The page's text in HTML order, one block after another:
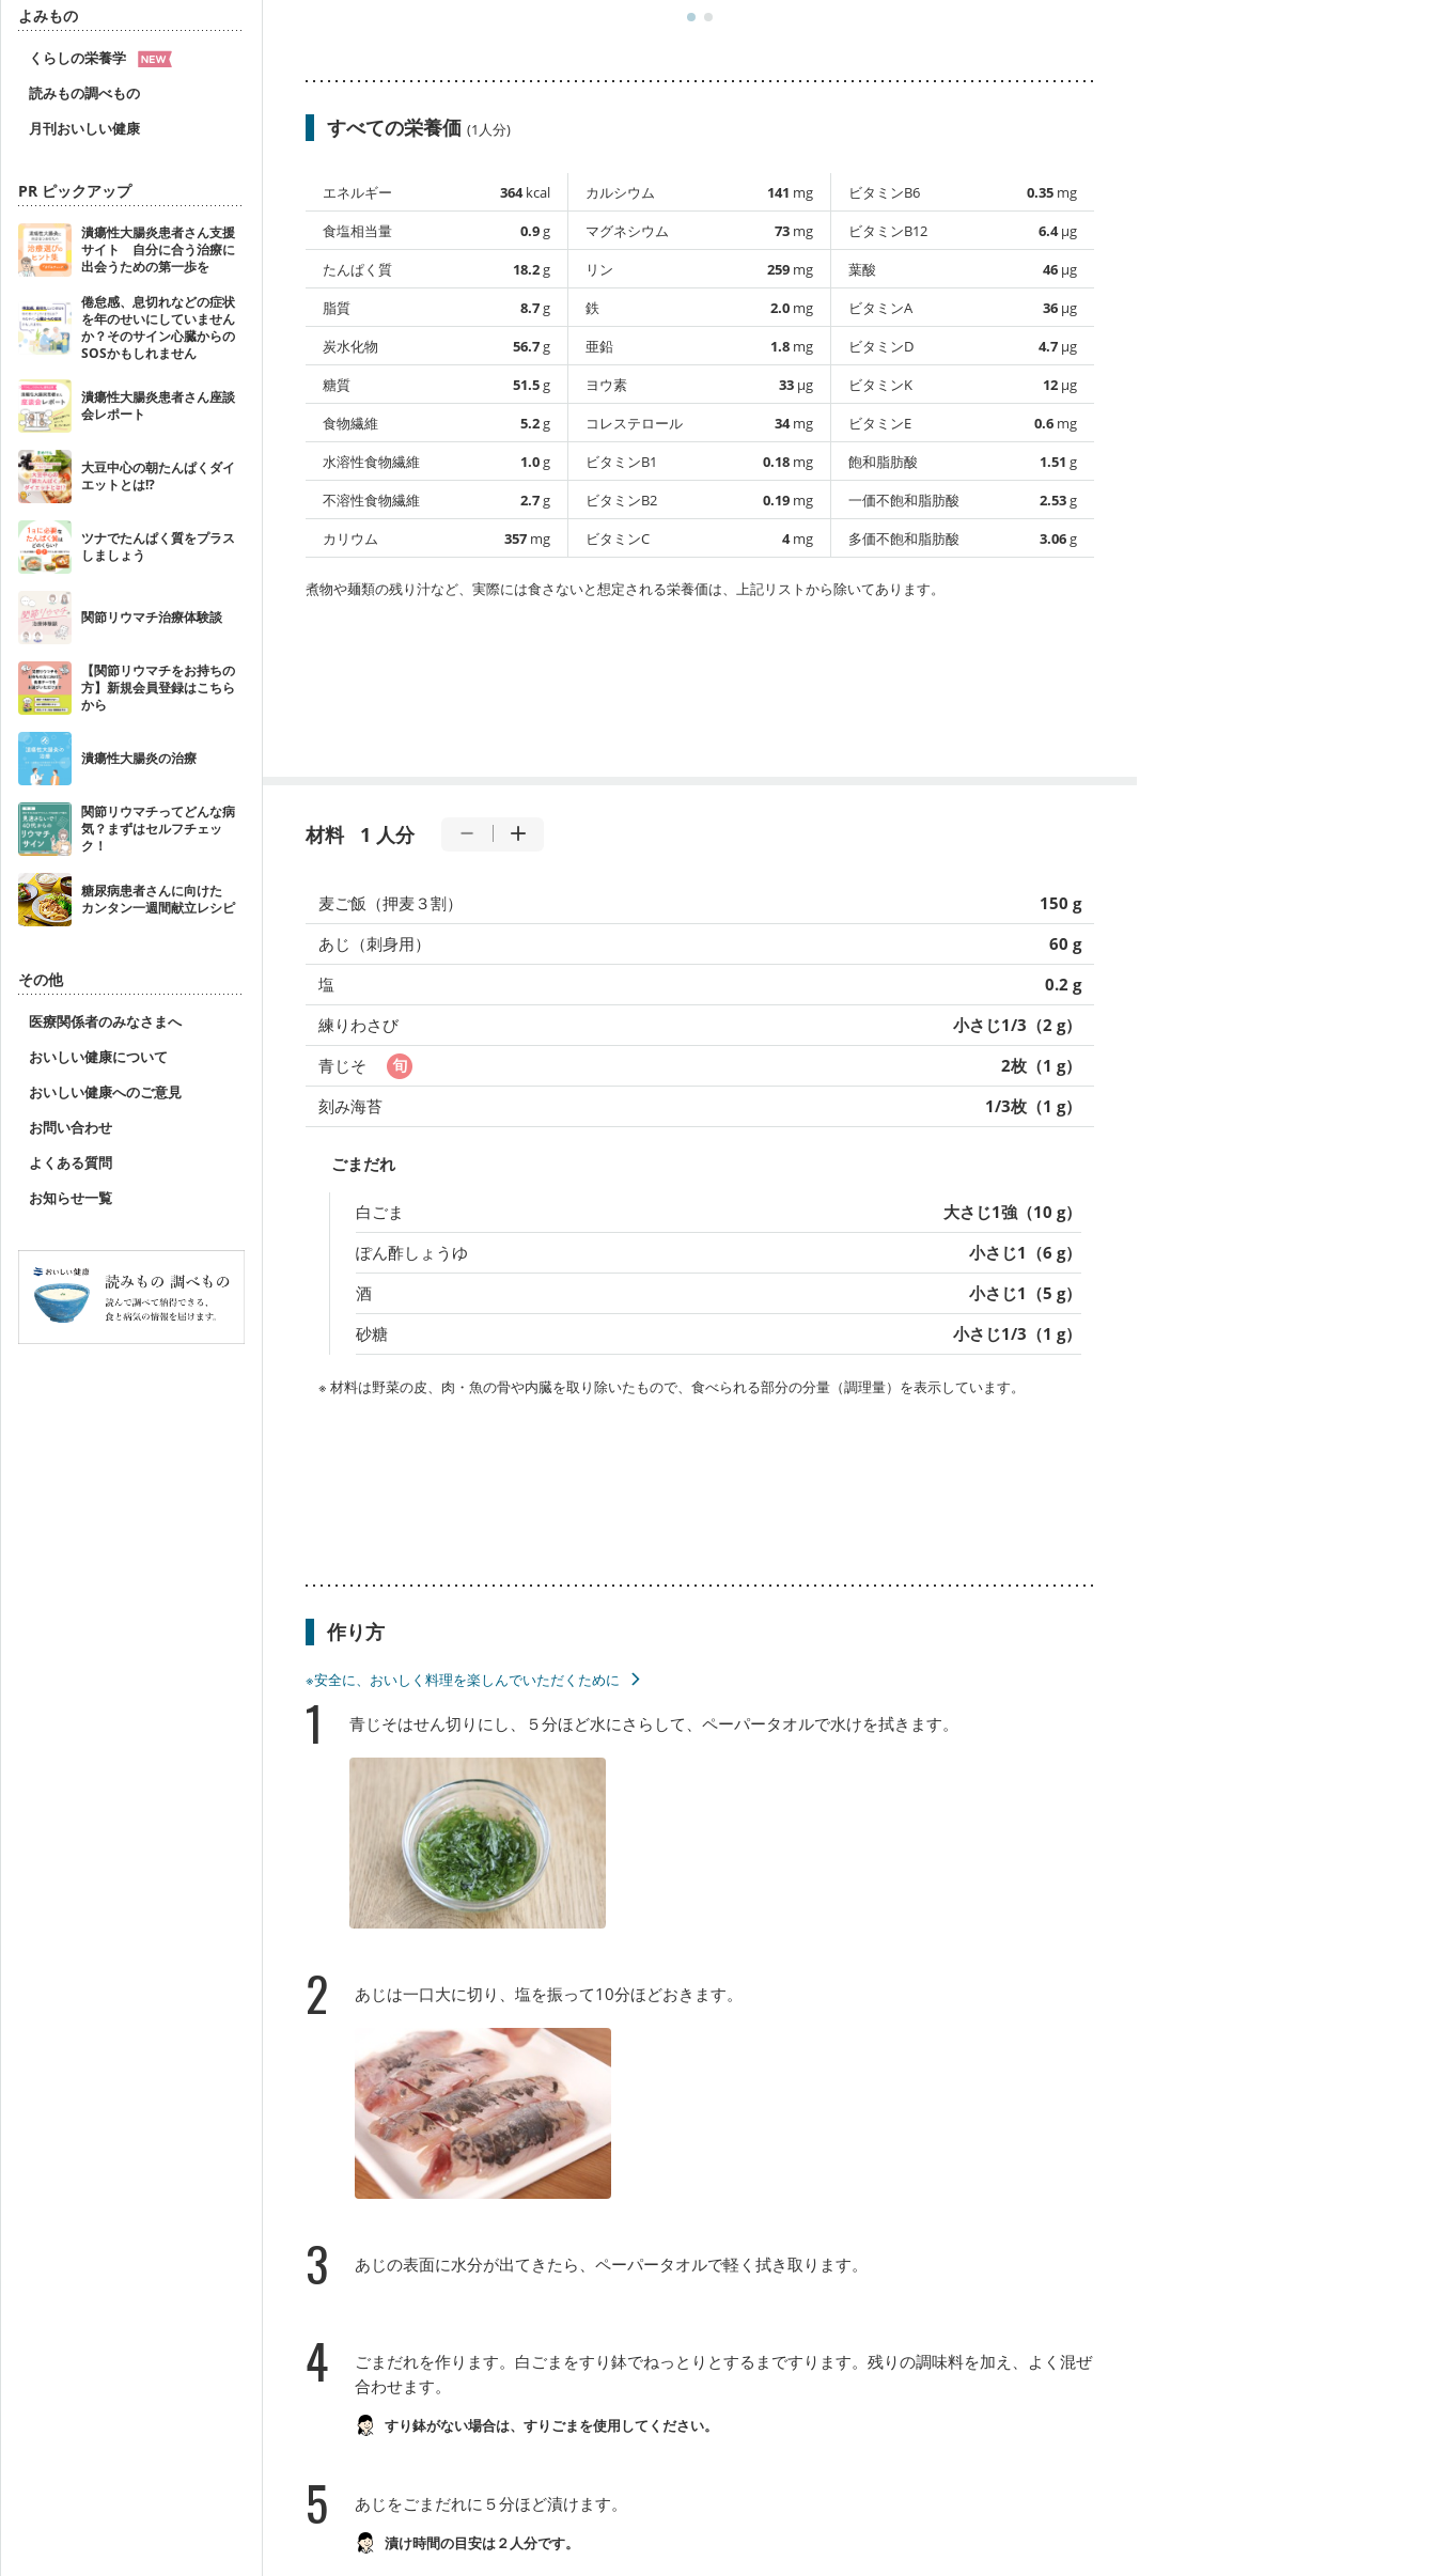
よみもの
くらしの栄養学
読みもの調べもの
月刊おいしい健康
PR ピックアップ
潰瘍性大腸炎患者さん支援
サイト 自分に合う治療に
出会うための第一歩を
倦怠感、息切れなどの症状
を年のせいにしていません
か？そのサイン心臓からの
SOSかもしれません
潰瘍性大腸炎患者さん座談
会レポート
大豆中心の朝たんぱくダイ
エットとは!?
ツナでたんぱく質をプラス
しましょう
関節リウマチ治療体験談
【関節リウマチをお持ちの
方】新規会員登録はこちら
から
潰瘍性大腸炎の治療
関節リウマチってどんな病
気？まずはセルフチェッ
ク！
糖尿病患者さんに向けた
カンタン一週間献立レシピ
その他
医療関係者のみなさまへ
おいしい健康について
おいしい健康へのご意見
お問い合わせ
よくある質問
お知らせ一覧
すべての栄養価 (1人分)
エネルギー 364kcal
食塩相当量
0.9g
たんぱく質
18.2g
脂質
8.7g
炭水化物
56.7g
糖質
51.5g
食物繊維
5.2g
水溶性食物繊維
1.0g
不溶性食物繊維
2.7g
カリウム
357 mg
カルシウム 141 mg
マグネシウム
73 mg
リン
259 mg
鉄
2.0 mg
亜鉛
1.8 mg
ヨウ素
33 µg
コレステロール
34mg
ビタミンB1
0.18 mg
ビタミンB2
0.19 mg
ビタミンC
4mg
ビタミンB6 0.35 mg
ビタミンB12
6.4µg
葉酸
46 µg
ビタミンA
36 µg
ビタミンD
4.7 µg
ビタミンK
12 µg
ビタミンE
0.6 mg
飽和脂肪酸
1.51 g
一価不飽和脂肪酸
2.53g
多価不飽和脂肪酸
3.06g
煮物や麺類の残り汁など、実際には食さないと想定される栄養価は、上記リストから除いてあります。
材料 1 人分
麦ご飯（押麦３割）
150 g
あじ（刺身用）
60 g
塩
0.2 g
練りわさび
小さじ1/3（2 g）
青じそ
2枚（1 g）
刻み海苔
1/3枚（1 g）
ごまだれ
白ごま
大さじ1強（10 g）
ぽん酢しょうゆ
小さじ1（6 g）
酒
小さじ1（5 g）
砂糖
小さじ1/3（1 g）
※ 材料は野菜の皮、肉・魚の骨や内臓を取り除いたもので、食べられる部分の分量（調理量）を表示しています。
作り方
※安全に、おいしく料理を楽しんでいただくために
1 青じそはせん切りにし、５分ほど水にさらして、ペーパータオルで水けを拭きます。
2 あじは一口大に切り、塩を振って10分ほどおきます。
3 あじの表面に水分が出てきたら、ペーパータオルで軽く拭き取ります。
4
ごまだれを作ります。白ごまをすり鉢でねっとりとするまですります。残りの調味料を加え、よく混ぜ
合わせます。
すり鉢がない場合は、すりごまを使用してください。
5 あじをごまだれに５分ほど漬けます。
漬け時間の目安は２人分です。